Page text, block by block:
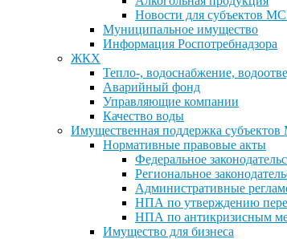
Новости для субъектов
Муниципальное имущество
Информация Роспотребнадзора
ЖКХ
Тепло-, водоснабжение,
Аварийный фонд
Управляющие компании
Качество воды
Имущественная поддержка
Нормативные правовые акты
Федеральное
Региональное
Административные
НПА по утверждению
НПА по антикризисным
Имущество для бизнеса